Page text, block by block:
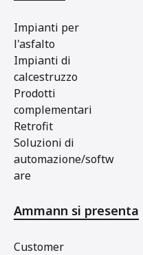
Impianti per
l'asfalto
Impianti di
calcestruzzo
Prodotti
complementari
Retrofit
Soluzioni di
automazione/softw
are
Ammann si presenta
Customer